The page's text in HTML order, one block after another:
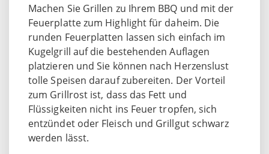
Machen Sie Grillen zu Ihrem BBQ und mit der
Feuerplatte zum Highlight für daheim. Die
runden Feuerplatten lassen sich einfach im
Kugelgrill auf die bestehenden Auflagen
platzieren und Sie können nach Herzenslust
tolle Speisen darauf zubereiten. Der Vorteil
zum Grillrost ist, dass das Fett und
Flüssigkeiten nicht ins Feuer tropfen, sich
entzündet oder Fleisch und Grillgut schwarz
werden lässt.